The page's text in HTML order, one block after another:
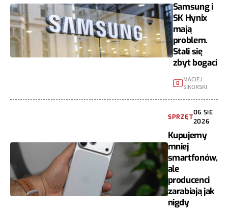
Samsung i
SK Hynix
mają
problem.
Stali się
zbyt bogaci
0 MACIEJ
SIKORSKI
SPRZĘT
06 SIE
2026
Kupujemy
mniej
smartfonów,
ale
producenci
zarabiają jak
nigdy